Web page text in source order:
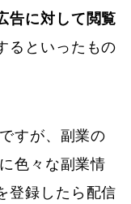
告に対して閲覧
るといったもの
すが、副業の
色々な副業情
登録したら配信